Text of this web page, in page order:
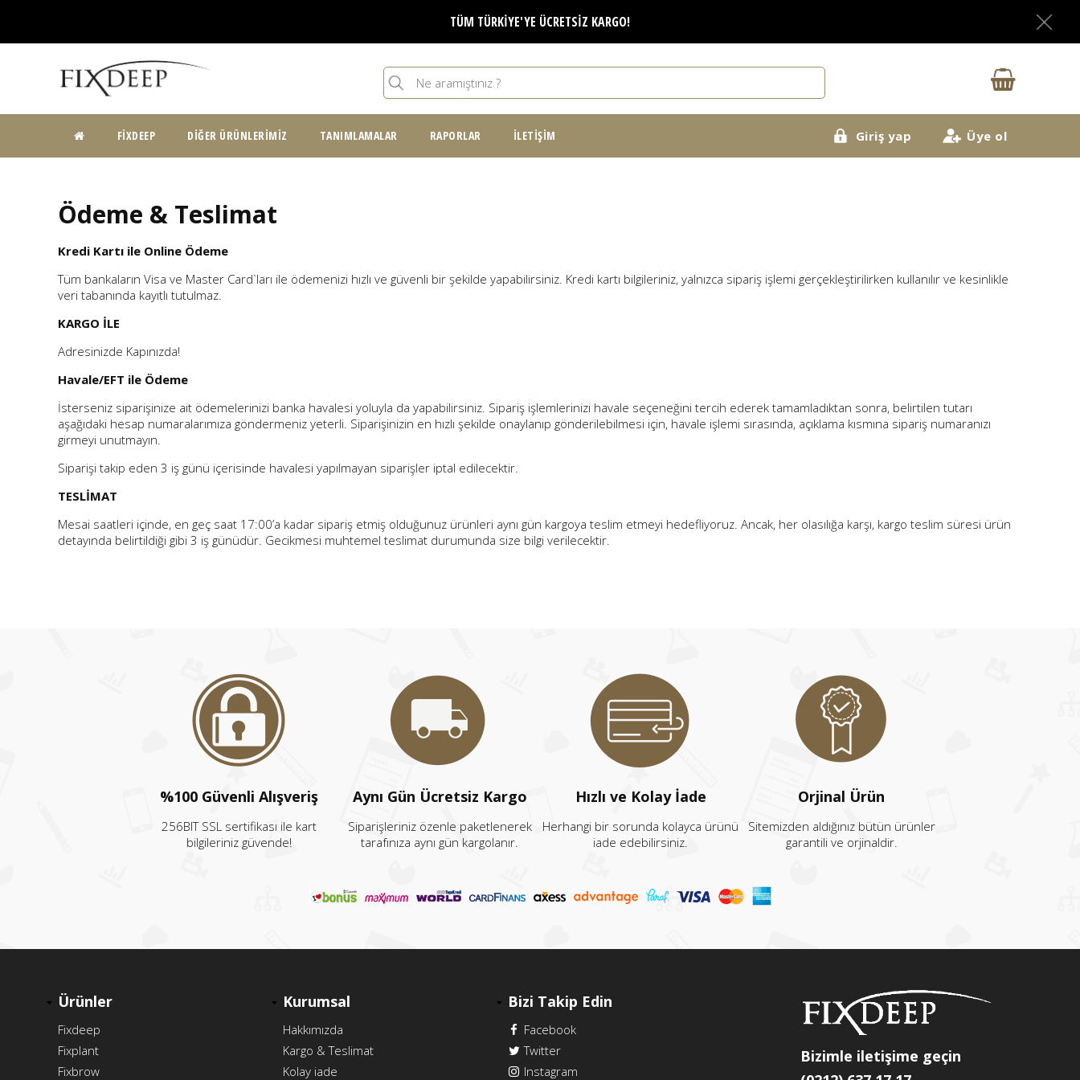
TÜM TÜRKİYE'YE ÜCRETSİZ KARGO!
Arama formu
Ara
FIXDEEP DIĞER ÜRÜNLERIMIZ TANIMLAMALAR RAPORLAR İLETIŞIM Giriş yap Üye ol
Ödeme & Teslimat
Kredi Kartı ile Online Ödeme
Tüm bankaların Visa ve Master Card`ları ile ödemenizi hızlı ve güvenli bir şekilde yapabilirsiniz. Kredi kartı bilgileriniz, yalnızca sipariş işlemi gerçekleştirilirken kullanılır ve kesinlikle
veri tabanında kayıtlı tutulmaz.
KARGO İLE
Adresinizde Kapınızda!
Havale/EFT ile Ödeme
İsterseniz siparişinize ait ödemelerinizi banka havalesi yoluyla da yapabilirsiniz. Sipariş işlemlerinizi havale seçeneğini tercih ederek tamamladıktan sonra, belirtilen tutarı
aşağıdaki hesap numaralarımıza göndermeniz yeterli. Siparişinizin en hızlı şekilde onaylanıp gönderilebilmesi için, havale işlemi sırasında, açıklama kısmına sipariş numaranızı
girmeyi unutmayın.
Siparişi takip eden 3 iş günü içerisinde havalesi yapılmayan siparişler iptal edilecektir.
TESLİMAT
Mesai saatleri içinde, en geç saat 17:00’a kadar sipariş etmiş olduğunuz ürünleri aynı gün kargoya teslim etmeyi hedefliyoruz. Ancak, her olasılığa karşı, kargo teslim süresi ürün
detayında belirtildiği gibi 3 iş günüdür. Gecikmesi muhtemel teslimat durumunda size bilgi verilecektir.
%100 Güvenli Alışveriş
256BIT SSL sertifikası ile kart
bilgileriniz güvende!
Aynı Gün Ücretsiz Kargo
Siparişleriniz özenle paketlenerek
tarafınıza aynı gün kargolanır.
Hızlı ve Kolay İade
Herhangi bir sorunda kolayca ürünü
iade edebilirsiniz.
Orjinal Ürün
Sitemizden aldığınız bütün ürünler
garantili ve orjinaldir.
Ürünler
Fixdeep
Fixplant
Fixbrow
Kurumsal
Hakkımızda
Kargo & Teslimat
Kolay iade
Bizi Takip Edin
Facebook
Twitter
Instagram
Bizimle iletişime geçin